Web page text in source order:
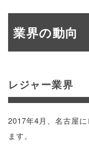
業界の動向
レジャー業界
2017年4月、名古屋
ます。